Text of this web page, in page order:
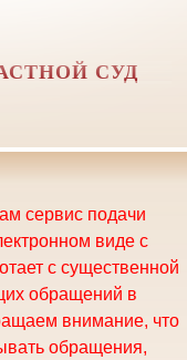
СУД
сервис подачи
виде с
с существенной
обращений в
внимание, что
обращения,